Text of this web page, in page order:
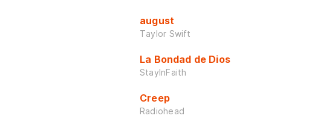
august
Taylor Swift
La Bondad de Dios
StayInFaith
Creep
Radiohead